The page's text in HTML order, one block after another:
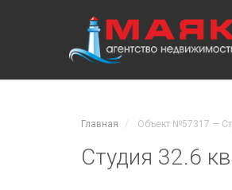
Главная Объект №57317 —
Студия 32.6